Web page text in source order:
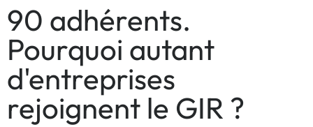
90 adhérents.
Pourquoi autant
d'entreprises
rejoignent le GIR ?